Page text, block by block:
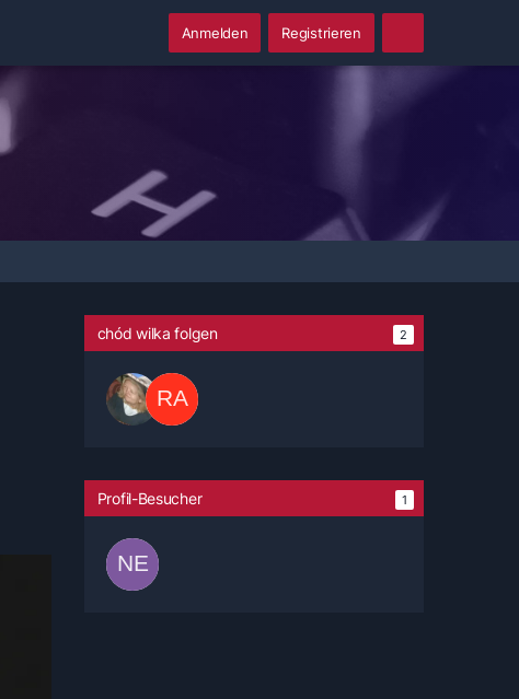
Anmelden Registrieren
chód wilka folgen 2
Profil-Besucher 1